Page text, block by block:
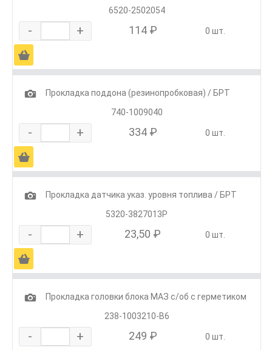
6520-2502054
- + 114 ₽ 0 шт.
Ä
1
Прокладка поддона (резинопробковая) / БРТ
740-1009040
- + 334 ₽ 0 шт.
Ä
1
Прокладка датчика указ. уровня топлива / БРТ
5320-3827013Р
- + 23,50 ₽ 0 шт.
Ä
1
Прокладка головки блока МАЗ с/об с герметиком
238-1003210-В6
- + 249 ₽ 0 шт.